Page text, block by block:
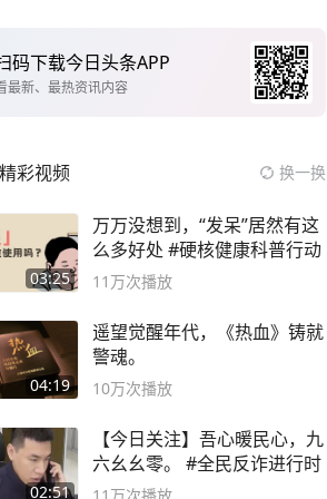
码下载今日头条APP
最新、最热资讯内容
精彩视频 换一换
03:25
万万没想到，“发呆”居然有这
么多好处 #硬核健康科普行动
11万次播放
04:19
遥望觉醒年代，《热血》铸就
警魂。
10万次播放
02:51
【今日关注】吾心暖民心，九
六幺幺零。 #全民反诈进行时